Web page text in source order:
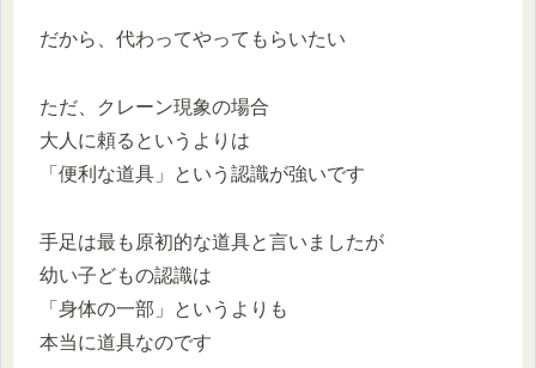
だから、代わってやってもらいたい
ただ、クレーン現象の場合
大人に頼るというよりは
「便利な道具」という認識が強いです
手足は最も原初的な道具と言いましたが
幼い子どもの認識は
「身体の一部」というよりも
本当に道具なのです